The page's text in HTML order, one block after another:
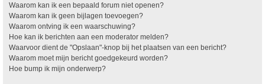
Waarom kan ik een bepaald forum niet openen?
Waarom kan ik geen bijlagen toevoegen?
Waarom ontving ik een waarschuwing?
Hoe kan ik berichten aan een moderator melden?
Waarvoor dient de "Opslaan"-knop bij het plaatsen van een bericht?
Waarom moet mijn bericht goedgekeurd worden?
Hoe bump ik mijn onderwerp?